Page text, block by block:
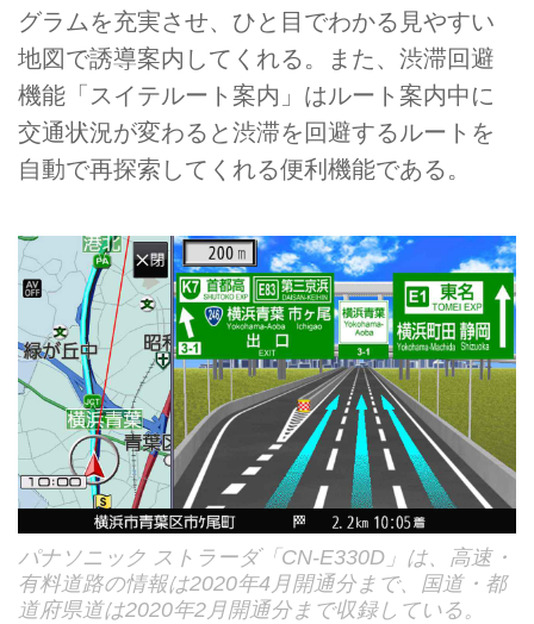
グラムを充実させ、ひと目でわかる見やすい
地図で誘導案内してくれる。また、渋滞回避
機能「スイテルート案内」はルート案内中に
交通状況が変わると渋滞を回避するルートを
自動で再探索してくれる便利機能である。
パナソニック ストラーダ「CN-E330D」は、高速・
有料道路の情報は2020年4月開通分まで、国道・都
道府県道は2020年2月開通分まで収録している。